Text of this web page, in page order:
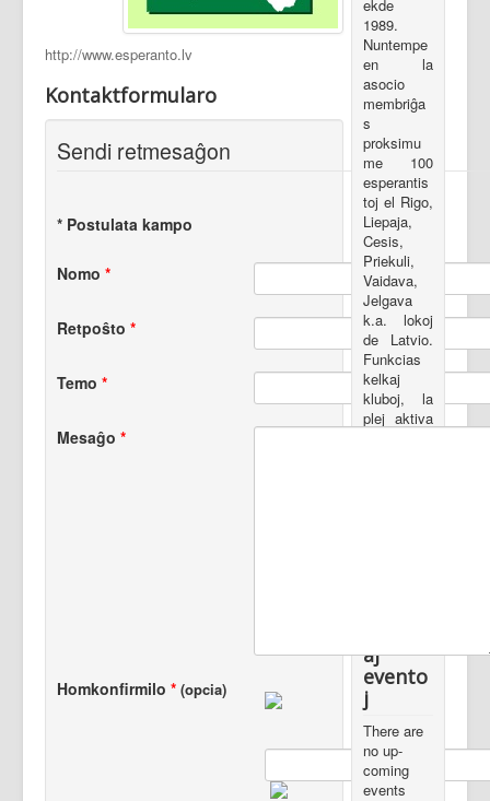
http://www.esperanto.lv
Kontaktformularo
Sendi retmesaĝon
* Postulata kampo
Nomo *
Retpoŝto *
Temo *
Mesaĝo *
Homkonfirmilo * (opcia)
ekde
1989.
Nuntempe
en la
asocio
membriĝa
s
proksimu
me 100
esperantis
toj el Rigo,
Liepaja,
Cesis,
Priekuli,
Vaidava,
Jelgava
k.a. lokoj
de Latvio.
Funkcias
kelkaj
kluboj, la
plej aktiva
aj
evento
j
There are
no up-
coming
events